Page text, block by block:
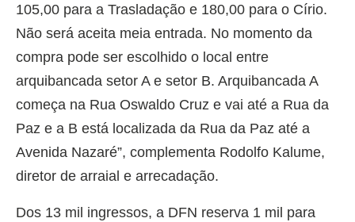
105,00 para a Trasladação e 180,00 para o Círio.
Não será aceita meia entrada. No momento da
compra pode ser escolhido o local entre
arquibancada setor A e setor B. Arquibancada A
começa na Rua Oswaldo Cruz e vai até a Rua da
Paz e a B está localizada da Rua da Paz até a
Avenida Nazaré”, complementa Rodolfo Kalume,
diretor de arraial e arrecadação.
Dos 13 mil ingressos, a DFN reserva 1 mil para